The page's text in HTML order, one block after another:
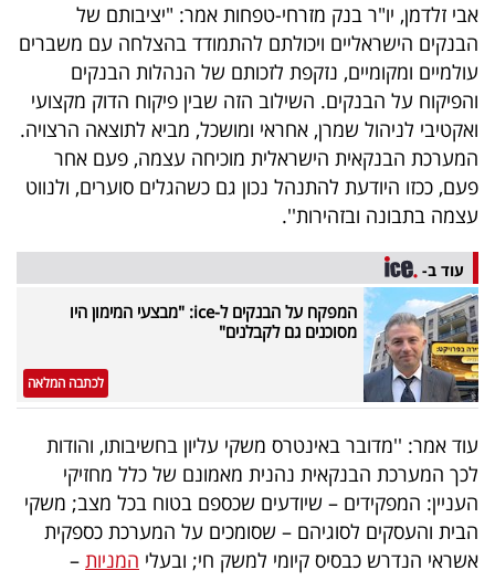
אבי זלדמן, יו"ר בנק מזרחי-טפחות אמר: "יציבותם של
הבנקים הישראליים ויכולתם להתמודד בהצלחה עם משברים
עולמיים ומקומיים, נזקפת לזכותם של הנהלות הבנקים
והפיקוח על הבנקים. השילוב הזה שבין פיקוח הדוק מקצועי
ואקטיבי לניהול שמרן, אחראי ומושכל, מביא לתוצאה הרצויה.
המערכת הבנקאית הישראלית מוכיחה עצמה, פעם אחר
פעם, ככזו היודעת להתנהל נכון גם כשהגלים סוערים, ולנווט
עצמה בתבונה ובזהירות''.
עוד ב-
המפקח על הבנקים ל-ice: "מבצעי המימון היו
מסוכנים גם לקבלנים"
לכתבה המלאה
עוד אמר: ''מדובר באינטרס משקי עליון בחשיבותו, והודות
לכך המערכת הבנקאית נהנית מאמונם של כלל מחזיקי
העניין: המפקידים – שיודעים שכספם בטוח בכל מצב; משקי
הבית והעסקים לסוגיהם – שסומכים על המערכת כספקית
אשראי הנדרש כבסיס קיומי למשק חי; ובעלי המניות –